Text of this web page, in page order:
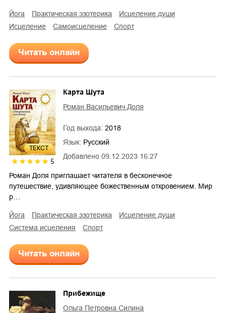
йога практическая эзотерика
исцеление души
исцеление
самоисцеление спорт
Читать онлайн
ТЕКСТ
5
Добавлено 09.12.2023 16:27
Карта Шута
Роман Васильевич Доля
Год выхода: 2018
Язык: Русский
Роман Доля приглашает читателя в бесконечное
путешествие, удивляющее божественным откровением. Мир
р…
йога практическая эзотерика
исцеление души
система исцеления
спорт
Читать онлайн
Прибежище
Ольга Петровна Силина